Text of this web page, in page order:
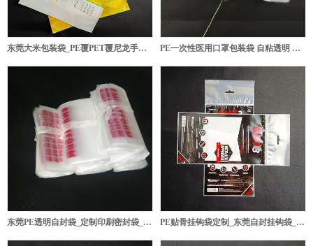
东莞大米包装袋_PE覆PET覆尼龙手提袋_厂家直供食品用防潮米袋​ PE一次性医用口罩包装袋 自粘透明 单面单色印刷
东莞PE透明自封袋_定制印刷密封袋_厂家直供食品级自封袋​ PE贴骨挂钩袋定制_东莞自封挂钩袋_车用数据线包装